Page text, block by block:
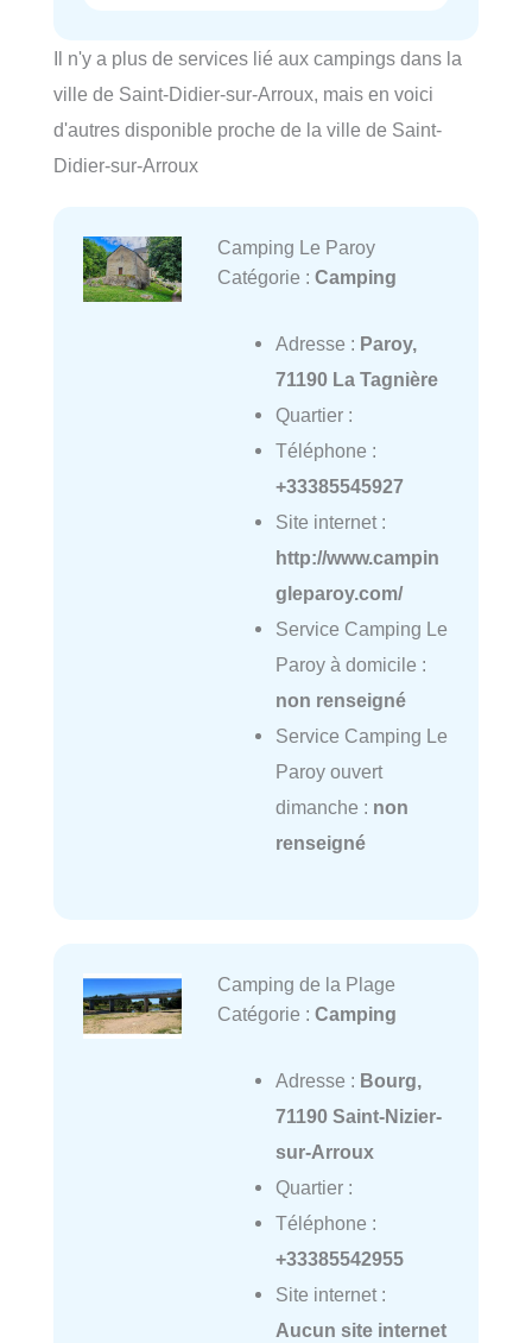
Il n'y a plus de services lié aux campings dans la
ville de Saint-Didier-sur-Arroux, mais en voici
d'autres disponible proche de la ville de Saint-
Didier-sur-Arroux
Camping Le Paroy
Catégorie : Camping
Adresse : Paroy,
71190 La Tagnière
Quartier :
Téléphone :
+33385545927
Site internet :
http://www.campin
gleparoy.com/
Service Camping Le
Paroy à domicile :
non renseigné
Service Camping Le
Paroy ouvert
dimanche : non
renseigné
Camping de la Plage
Catégorie : Camping
Adresse : Bourg,
71190 Saint-Nizier-
sur-Arroux
Quartier :
Téléphone :
+33385542955
Site internet :
Aucun site internet